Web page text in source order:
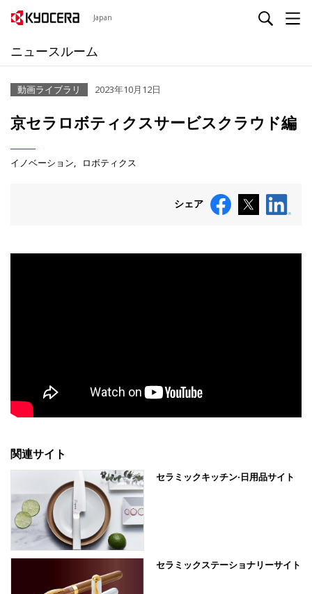
Japan
ニュースルーム
動画ライブラリ 2023年10月12日
京セラロボティクスサービスクラウド編
イノベーション ロボティクス
シェア
関連サイト
セラミックキッチン·日用品サイト
セラミックステーショナリーサイト